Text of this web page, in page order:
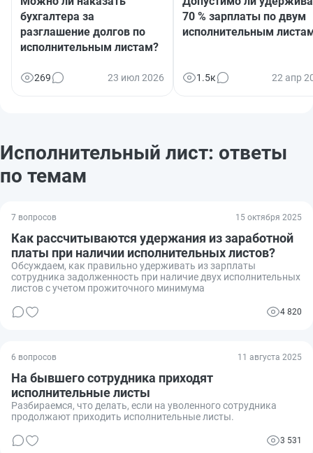
бухгалтера за
разглашение долгов по
исполнительным листам?
269 23 июл 2026
70 % зарплаты по двум
исполнительным
1.5к 22 апр
Исполнительный лист: ответы
по темам
7 вопросов 15 октября 2025
Как рассчитываются удержания из заработной
платы при наличии исполнительных листов?
Обсуждаем, как правильно удерживать из зарплаты
сотрудника задолженность при наличие двух исполнительных
листов с учетом прожиточного минимума
4 820
6 вопросов 11 августа 2025
На бывшего сотрудника приходят
исполнительные листы
Разбираемся, что делать, если на уволенного сотрудника
продолжают приходить исполнительные листы.
3 531